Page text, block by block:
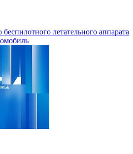
летательного аппарата